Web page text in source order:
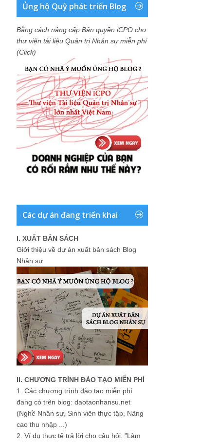
Ủng hộ Quỹ phát triển Blog
Bằng cách nâng cấp Bản quyền iCPO cho
thư viện tài liệu Quản trị Nhân sự miễn phí
(Click)
Các dự án đang triển khai
I. XUẤT BẢN SÁCH
Giới thiệu về dự án xuất bản sách Blog
Nhân sự
II. CHƯƠNG TRÌNH ĐÀO TẠO MIỄN PHÍ
1. Các chương trình đào tạo miễn phí
đang có trên blog: daotaonhansu.net
(Nghề Nhân sự, Sinh viên thực tập, Nâng
cao thu nhập ...)
2. Ví dụ thực tế trả lời cho câu hỏi: "Làm